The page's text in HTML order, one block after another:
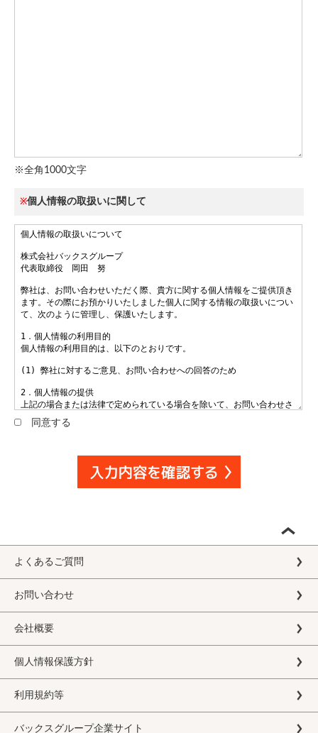
※全角1000文字
※個人情報の取扱いに関して
同意する
よくあるご質問
お問い合わせ
会社概要
個人情報保護方針
利用規約等
バックスグループ企業サイト